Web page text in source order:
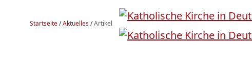
Startseite/Aktuelles/Artikel